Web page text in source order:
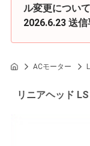
ル変更について
2026.6.23 送信
ACモーター
リニアヘッド